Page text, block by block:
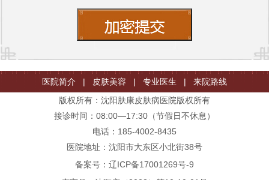
医院简介 | 皮肤美容 | 专业医生 |
来院路线
版权所有：沈阳肤康皮肤病医院版权所有
接诊时间：08:00—17:30（节假日不休息）
电话：185-4002-8435
医院地址：沈阳市大东区小北街38号
备案号： 辽ICP备17001269号-9